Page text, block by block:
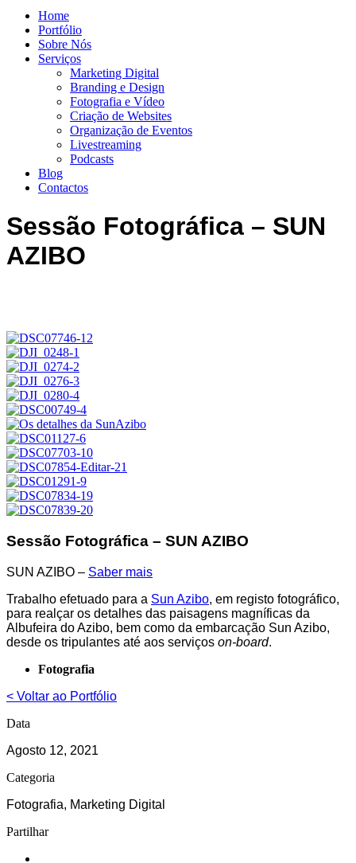
Home
Portfólio
Sobre Nós
Serviços
Marketing Digital
Branding e Design
Fotografia e Vídeo
Criação de Websites
Organização de Eventos
Livestreaming
Podcasts
Blog
Contactos
Sessão Fotográfica – SUN
AZIBO
Sessão Fotográfica – SUN AZIBO
SUN AZIBO – Saber mais
Trabalho efetuado para a Sun Azibo, em registo fotográfico,
para realçar os detalhes das paisagens magníficas da
Albufeira do Azibo, bem como da embarcação Sun Azibo,
desde os tripulantes até aos serviços on-board.
Fotografia
< Voltar ao Portfólio
Data
Agosto 12, 2021
Categoria
Fotografia, Marketing Digital
Partilhar